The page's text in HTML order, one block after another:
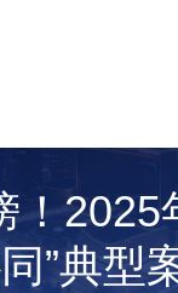
！2025
”典型